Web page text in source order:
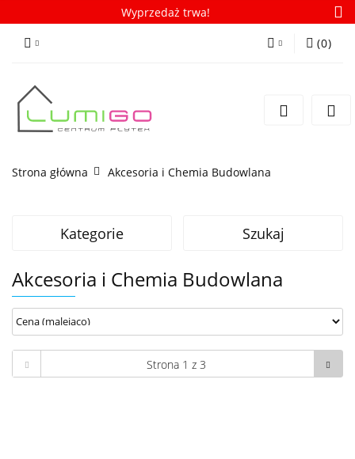
Wyprzedaż trwa!
Zarejestruj się
(0)
Strona główna Akcesoria i Chemia Budowlana
Kategorie Szukaj
Akcesoria i Chemia Budowlana